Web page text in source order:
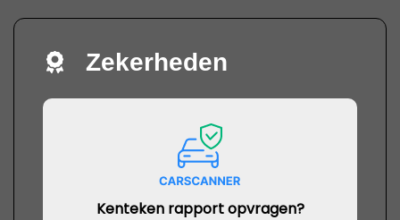
Zekerheden
Kenteken rapport opvragen?